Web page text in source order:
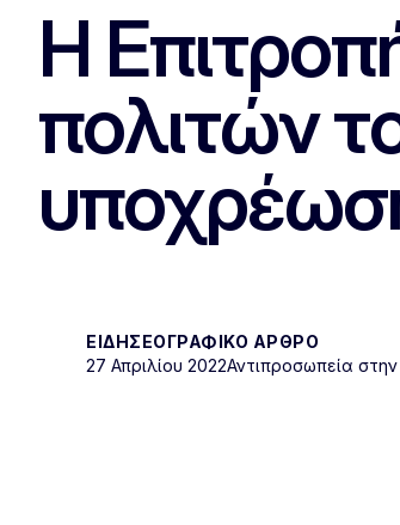
Η
πολιτών
ΕΙΔΗΣΕΟΓΡΑΦΙΚΌ ΆΡΘΡΟ
27 Απριλίου 2022Αντιπροσωπεία